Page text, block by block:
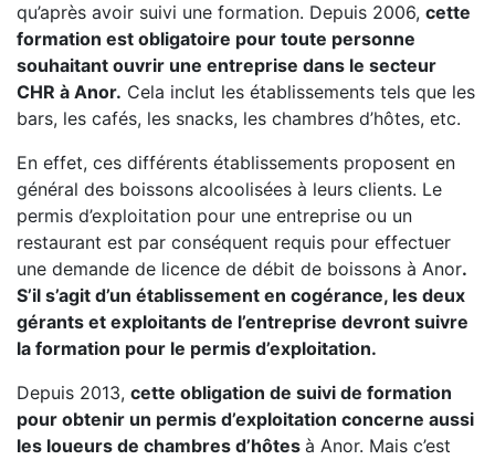
qu’après avoir suivi une formation. Depuis 2006, cette
formation est obligatoire pour toute personne
souhaitant ouvrir une entreprise dans le secteur
CHR à Anor. Cela inclut les établissements tels que les
bars, les cafés, les snacks, les chambres d’hôtes, etc.
En effet, ces différents établissements proposent en
général des boissons alcoolisées à leurs clients. Le
permis d’exploitation pour une entreprise ou un
restaurant est par conséquent requis pour effectuer
une demande de licence de débit de boissons à Anor.
S’il s’agit d’un établissement en cogérance, les deux
gérants et exploitants de l’entreprise devront suivre
la formation pour le permis d’exploitation.
Depuis 2013, cette obligation de suivi de formation
pour obtenir un permis d’exploitation concerne aussi
les loueurs de chambres d’hôtes à Anor. Mais c’est